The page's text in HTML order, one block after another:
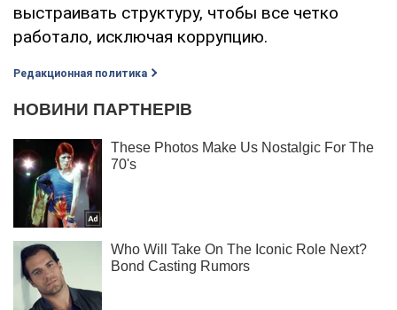
выстраивать структуру, чтобы все четко
работало, исключая коррупцию.
Редакционная политика